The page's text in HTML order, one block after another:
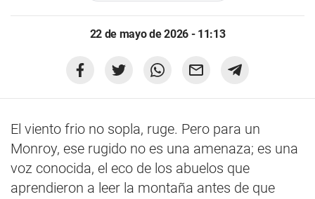
22 de mayo de 2026 - 11:13
El viento frio no sopla, ruge. Pero para un
Monroy, ese rugido no es una amenaza; es una
voz conocida, el eco de los abuelos que
aprendieron a leer la montaña antes de que